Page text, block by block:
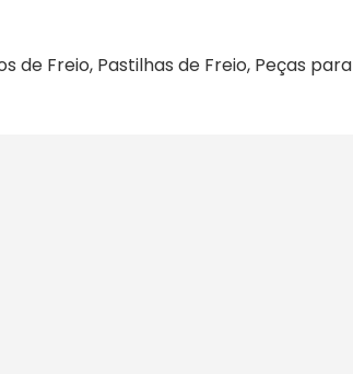
de Freio, Pastilhas de Freio, Peças para